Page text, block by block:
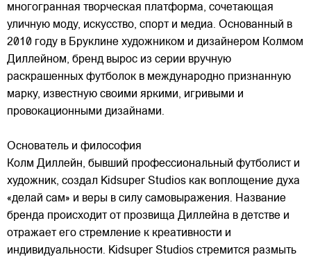
многогранная творческая платформа, сочетающая
уличную моду, искусство, спорт и медиа. Основанный в
2010 году в Бруклине художником и дизайнером Колмом
Диллейном, бренд вырос из серии вручную
раскрашенных футболок в международно признанную
марку, известную своими яркими, игривыми и
провокационными дизайнами.
Основатель и философия
Колм Диллейн, бывший профессиональный футболист и
художник, создал Kidsuper Studios как воплощение духа
«делай сам» и веры в силу самовыражения. Название
бренда происходит от прозвища Диллейна в детстве и
отражает его стремление к креативности и
индивидуальности. Kidsuper Studios стремится размыть